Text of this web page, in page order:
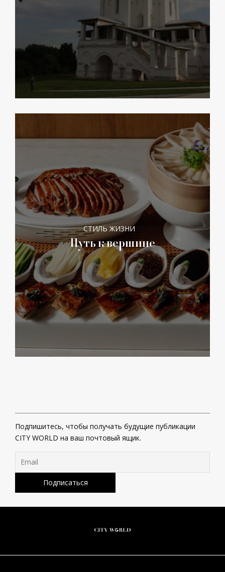
СТИЛЬ ЖИЗНИ
Путь к вершине
Подпишитесь, чтобы получать будущие публикации
CITY WORLD на ваш почтовый ящик.